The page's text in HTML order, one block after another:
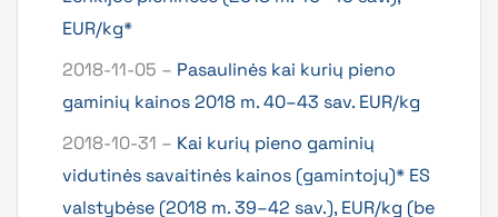
EUR/kg*
2018-11-05 – Pasaulinės kai kurių pieno
gaminių kainos 2018 m. 40–43 sav. EUR/kg
2018-10-31 – Kai kurių pieno gaminių
vidutinės savaitinės kainos (gamintojų)* ES
valstybėse (2018 m. 39–42 sav.), EUR/kg (be